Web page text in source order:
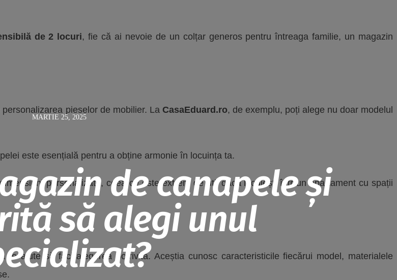
MARTIE 25, 2025
de canapele și
să alegi unul
de 2 locuri, fie că ai nevoie de un colțar generos pentru întreaga familie, un magazin
pieselor de mobilier. La CasaEduard.ro, de exemplu, poți alege nu doar modelul
este esențială pentru a obține armonie în locuința ta.
personalizate, ceea ce este extrem de util dacă locuiești într-un apartament cu spații
te ajute să faci alegerea potrivită. Aceștia cunosc caracteristicile fiecărui model, materialele